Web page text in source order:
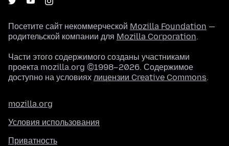
Посетите сайт некоммерческой Mozilla Foundation —
родительской компании для Mozilla Corporation.
Части этого содержимого созданы участниками
проекта mozilla.org ©1998–2026. Содержимое
доступно на условиях лицензии Creative Commons.
mozilla.org
Условия использования
Приватность